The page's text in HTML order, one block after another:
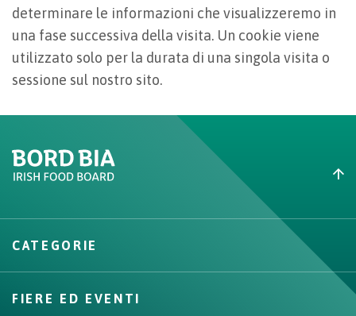
determinare le informazioni che visualizzeremo in
una fase successiva della visita. Un cookie viene
utilizzato solo per la durata di una singola visita o
sessione sul nostro sito.
Create New List
Create
CATEGORIE
FIERE ED EVENTI